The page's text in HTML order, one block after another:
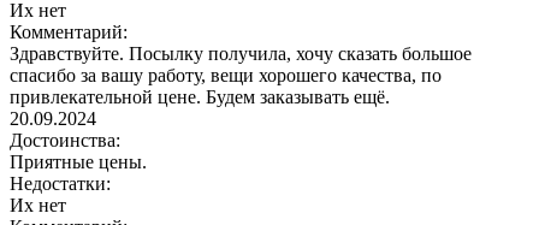
Их нет
Комментарий:
Здравствуйте. Посылку получила, хочу сказать большое
спасибо за вашу работу, вещи хорошего качества, по
привлекательной цене. Будем заказывать ещё.
20.09.2024
Достоинства:
Приятные цены.
Недостатки:
Их нет